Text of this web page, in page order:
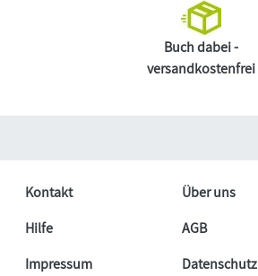
Buch dabei -
versandkostenfrei
Kontakt
Über uns
Hilfe
AGB
Impressum
Datenschutz